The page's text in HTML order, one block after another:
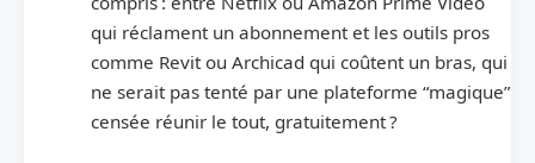
qui réclament un abonnement et les outils pros
comme Revit ou Archicad qui coûtent un bras, qui
ne serait pas tenté par une plateforme “magique”
censée réunir le tout, gratuitement ?